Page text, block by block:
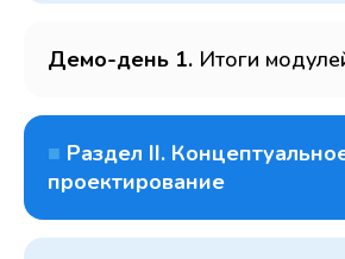
Демо-день 1. Итоги
■ Раздел II.
проектирование